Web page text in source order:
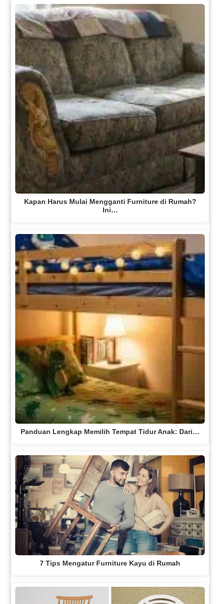
Kapan Harus Mulai Mengganti Furniture di Rumah?
Ini…
Panduan Lengkap Memilih Tempat Tidur Anak: Dari…
7 Tips Mengatur Furniture Kayu di Rumah